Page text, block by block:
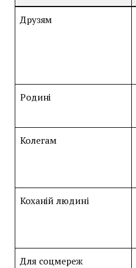
Друзям
Родині
Колегам
Коханій людині
Для соцмереж